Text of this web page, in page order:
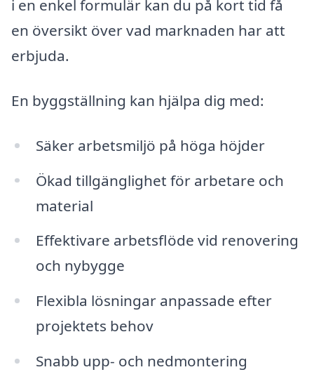
i en enkel formulär kan du på kort tid få
en översikt över vad marknaden har att
erbjuda.
En byggställning kan hjälpa dig med:
Säker arbetsmiljö på höga höjder
Ökad tillgänglighet för arbetare och
material
Effektivare arbetsflöde vid renovering
och nybygge
Flexibla lösningar anpassade efter
projektets behov
Snabb upp- och nedmontering